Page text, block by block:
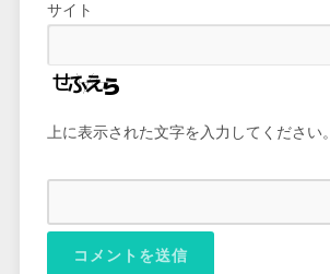
サイト
上に表示された文字を入力してください。